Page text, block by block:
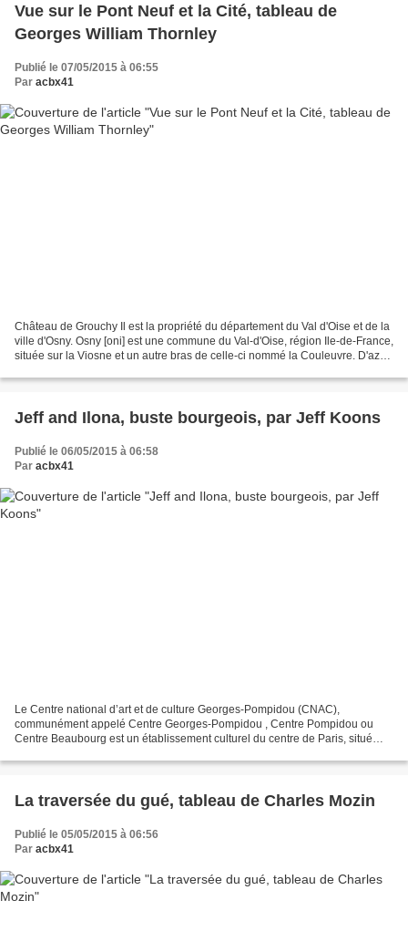
Vue sur le Pont Neuf et la Cité, tableau de
Georges William Thornley
Publié le 07/05/2015 à 06:55
Par acbx41
Château de Grouchy Il est la propriété du département du Val d'Oise et de la
ville d'Osny. Osny [oni] est une commune du Val-d'Oise, région Ile-de-France,
située sur la Viosne et un autre bras de celle-ci nommé la Couleuvre. D'azur
Jeff and Ilona, buste bourgeois, par Jeff Koons
Publié le 06/05/2015 à 06:58
Par acbx41
Le Centre national d’art et de culture Georges-Pompidou (CNAC),
communément appelé Centre Georges-Pompidou , Centre Pompidou ou
Centre Beaubourg est un établissement culturel du centre de Paris, situé
La traversée du gué, tableau de Charles Mozin
Publié le 05/05/2015 à 06:56
Par acbx41